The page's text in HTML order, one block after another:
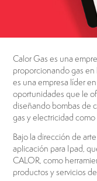
Calor Gas es una
proporcionando gas en
es una empresa líder
oportunidades que le
diseñando bombas de
gas y electricidad
Bajo la dirección de
aplicación para Ipad,
CALOR, como
productos y servicios